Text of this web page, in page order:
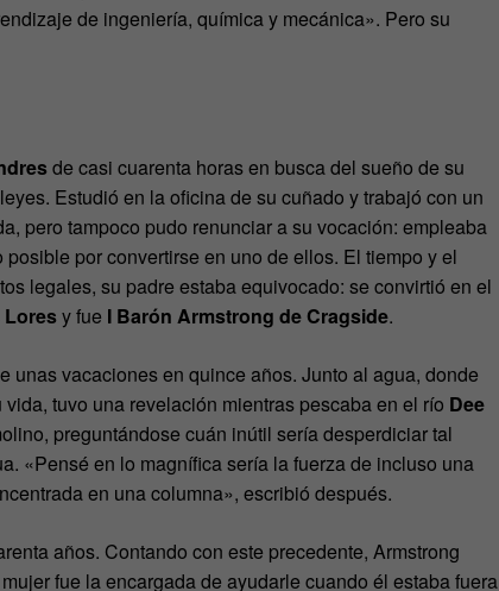
de ingeniería, química y mecánica». Pero su
de casi cuarenta horas en busca del sueño de su
Estudió en la oficina de su cuñado y trabajó con un
pero tampoco pudo renunciar a su vocación: empleaba
por convertirse en uno de ellos. El tiempo y el
legales, su padre estaba equivocado: se convirtió en el
Loresy fue I Barón Armstrong de Cragside.
unas vacaciones en quince años. Junto al agua, donde
tuvo una revelación mientras pescaba en el río Dee
preguntándose cuán inútil sería desperdiciar tal
«Pensé en lo magnífica sería la fuerza de incluso una
en una columna», escribió después.
años. Contando con este precedente, Armstrong
fue la encargada de ayudarle cuando él estaba fuera